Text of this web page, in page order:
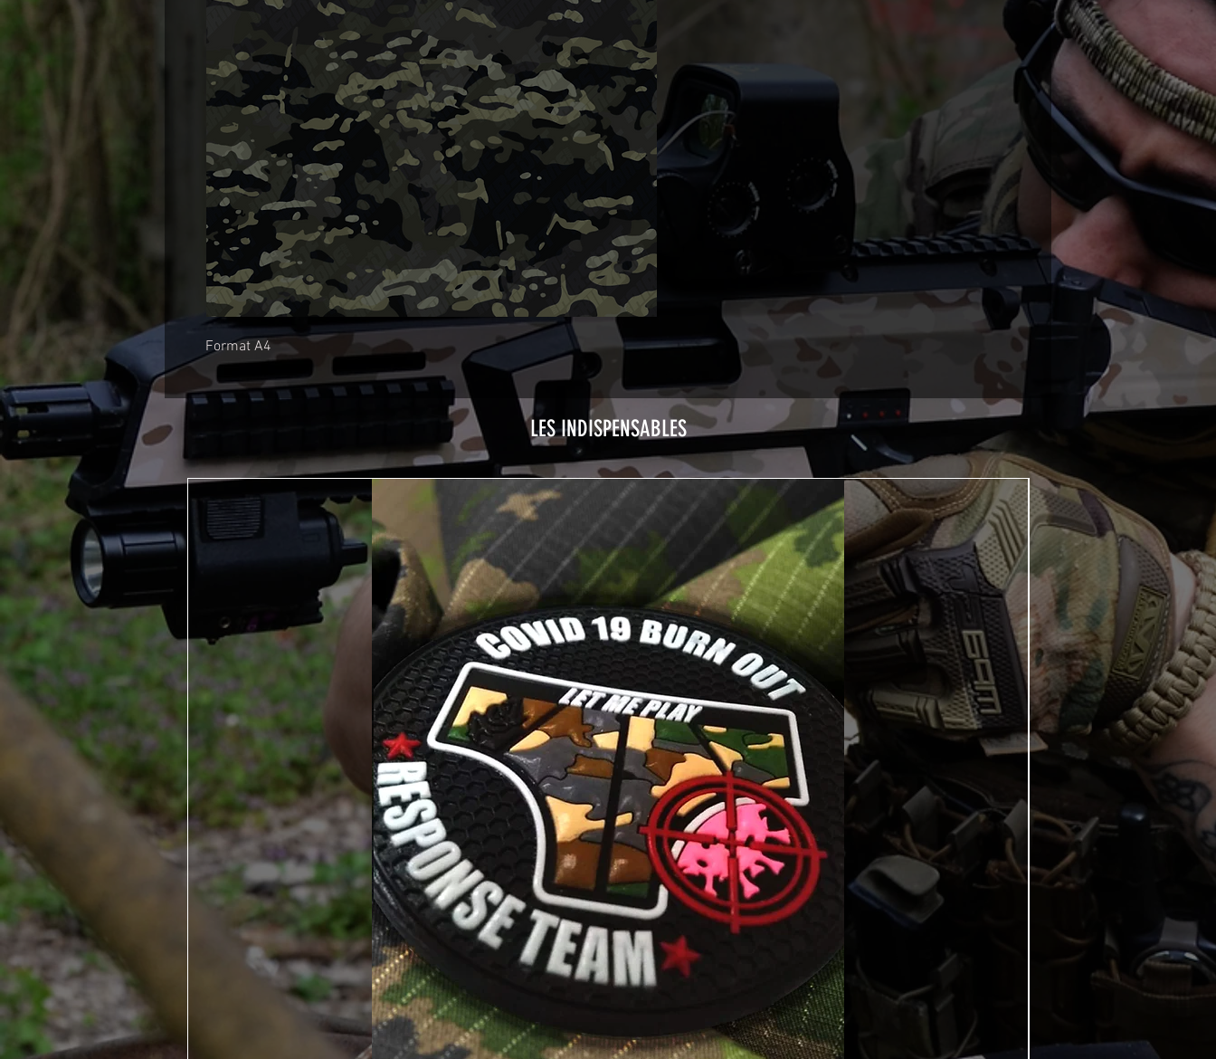
Format A4
Adhésif de type polymère calandré recouvert d'une
les adhésifs AirsoftSkinZone offrent une grande
durabilité et résistent aux intempéries.
Nettoyer sa réplique à l'aide d'un produit alcoolisé
avant toute installation est indispensable. Un
décapeur thermique ou un sèche cheveux sera
nécessaire à l'installation de votre Skin. Voir la
TUTOS / VIDEOS
LES INDISPENSABLES